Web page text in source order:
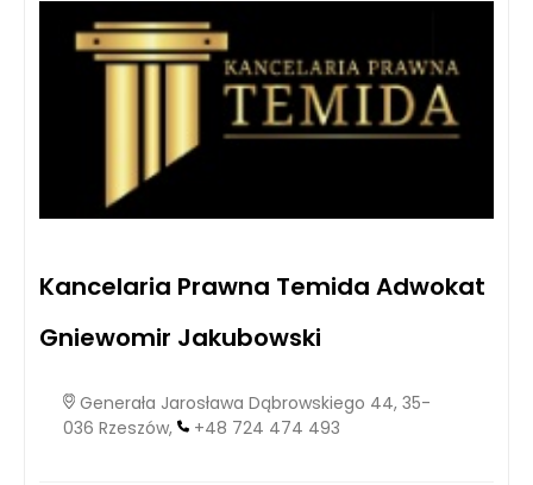
Kancelaria Prawna Temida Adwokat
Gniewomir Jakubowski
Generała Jarosława Dąbrowskiego 44, 35-
036 Rzeszów,
+48 724 474 493